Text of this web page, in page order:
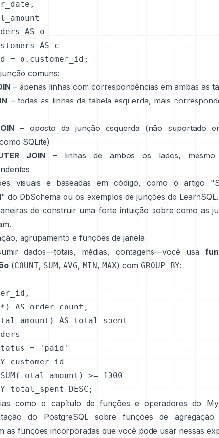
AS o
AS c
= o.customer_id;
comuns:
– apenas linhas com correspondências em ambas as
– todas as linhas da tabela esquerda, mais
– oposto da junção esquerda (não suportado
SQLite)
JOIN – linhas de ambos os lados,
visuais e baseadas em código, como o
artigo
do DbSchema ou os exemplos de junções do
de construir uma forte intuição sobre como as
agrupamento e funções de janela
dados—totais, médias, contagens—você usa
(COUNT, SUM, AVG, MIN, MAX) com GROUP BY:
AS order_count,
AS total_spent
status = 'paid'
customer_id
SUM(total_amount) >= 1000
total_spent DESC;
como o capítulo de funções e operadores do
do PostgreSQL sobre funções de
as funções incorporadas que você pode usar nessas